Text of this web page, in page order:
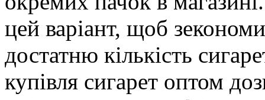
цей варіант, щоб
достатню кількість
купівля сигарет оптом